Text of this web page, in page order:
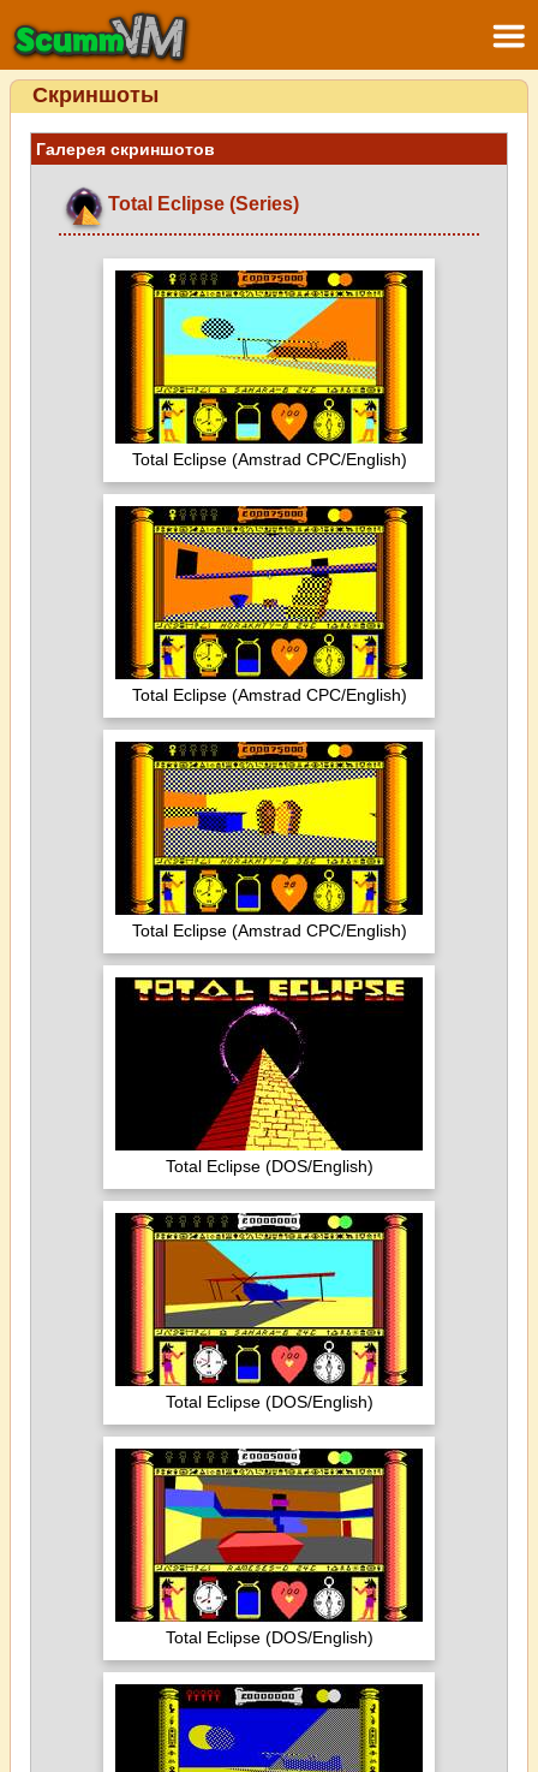
Скриншоты
Галерея скриншотов
Total Eclipse (Series)
Total Eclipse (Amstrad CPC/English)
Total Eclipse (Amstrad CPC/English)
Total Eclipse (Amstrad CPC/English)
Total Eclipse (DOS/English)
Total Eclipse (DOS/English)
Total Eclipse (DOS/English)